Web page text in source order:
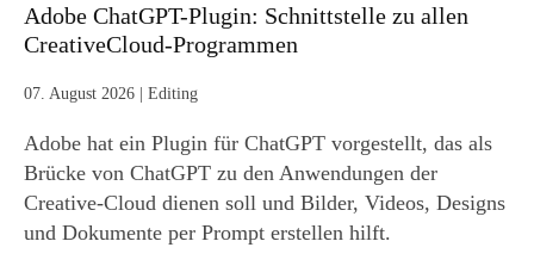
Adobe ChatGPT-Plugin: Schnittstelle zu allen
CreativeCloud-Programmen
07. August 2026 Editing
Adobe hat ein Plugin für ChatGPT vorgestellt, das als
Brücke von ChatGPT zu den Anwendungen der
Creative-Cloud dienen soll und Bilder, Videos, Designs
und Dokumente per Prompt erstellen hilft.